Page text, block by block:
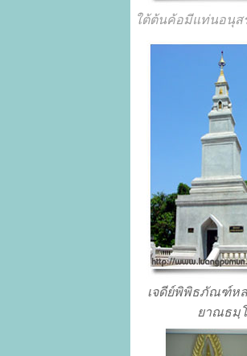
ใต้ต้นค้อมีแท่นอนุ
เจดีย์พิพิธภัณฑ์ห
ยาณธมฺ